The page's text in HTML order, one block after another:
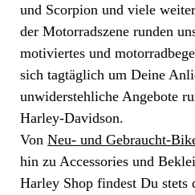
und Scorpion und viele
der Motorradszene runden
motiviertes und
sich tagtäglich um Deine
unwiderstehliche Angebote
Harley-Davidson.
VonNeu- und Gebraucht-
hin zu Accessories und
Harley Shop findest Du stets